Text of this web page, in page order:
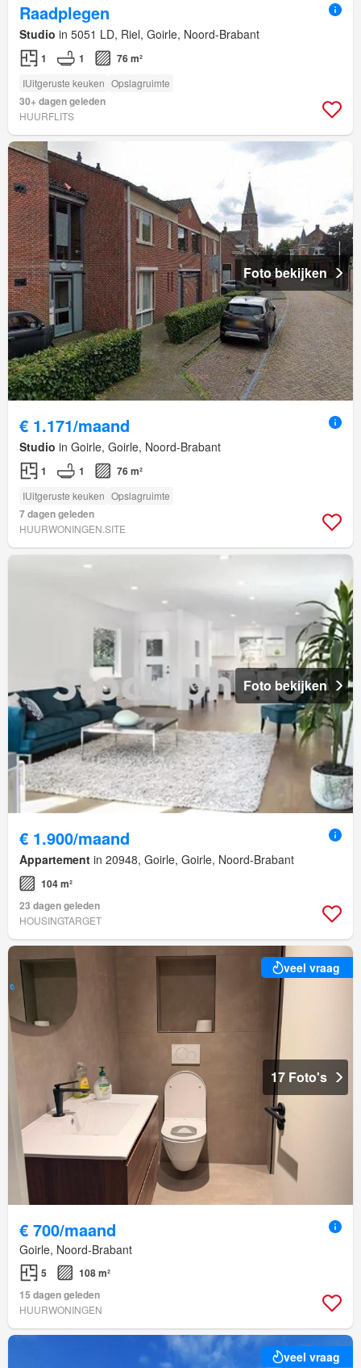
Raadplegen
Studio in 5051 LD, Riel, Goirle, Noord-Brabant
1 1 76 m²
IUitgeruste keuken Opslagruimte
30+ dagen geleden
HUURFLITS
Foto bekijken
€ 1.171/maand
Studio in Goirle, Goirle, Noord-Brabant
1 1 76 m²
IUitgeruste keuken Opslagruimte
7 dagen geleden
HUURWONINGEN.SITE
Foto bekijken
€ 1.900/maand
Appartement in 20948, Goirle, Goirle, Noord-Brabant
104 m²
23 dagen geleden
HOUSINGTARGET
veel vraag
17 Foto's
€ 700/maand
Goirle, Noord-Brabant
5
108 m²
15 dagen geleden
HUURWONINGEN
veel vraag